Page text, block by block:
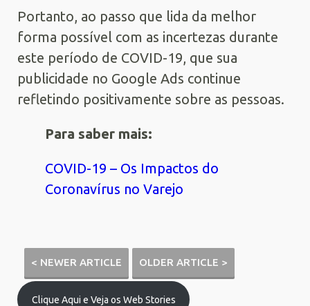
Portanto, ao passo que lida da melhor
forma possível com as incertezas durante
este período de COVID-19, que sua
publicidade no Google Ads continue
refletindo positivamente sobre as pessoas.
Para saber mais:
COVID-19 – Os Impactos do
Coronavírus no Varejo
< NEWER ARTICLE OLDER ARTICLE >
Clique Aqui e Veja os Web Stories